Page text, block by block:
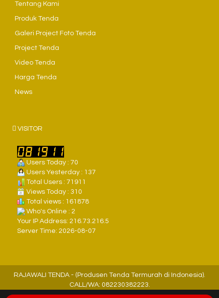
Tentang Kami
Produk Tenda
Galeri Project Foto Tenda
Project Tenda
Video Tenda
Harga Tenda
News
VISITOR
Users Today : 70
Users Yesterday : 137
Total Users : 71911
Views Today : 310
Total views : 161878
Who's Online : 2
Your IP Address: 216.73.216.5
Server Time: 2026-08-07
RAJAWALI TENDA - (Produsen Tenda Termurah di Indonesia).
CALL/WA: 082230382223.